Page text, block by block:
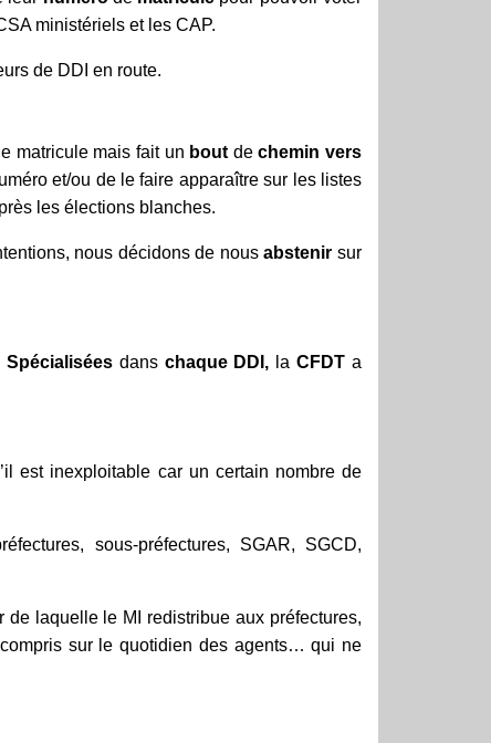
ministériels et les CAP.
de DDI en route.
matricule mais fait un bout dechemin vers
et/ou de le faire apparaître sur les listes
les élections blanches.
nous décidons de nousabstenir sur
Spécialiséesdans chaque DDI, laCFDT a
est inexploitable car un certain nombre de
sous-préfectures, SGAR, SGCD,
laquelle le MI redistribue aux préfectures,
sur le quotidien des agents… qui ne